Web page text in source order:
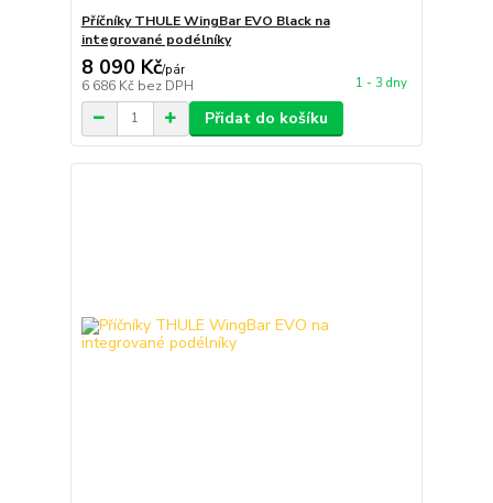
Příčníky THULE WingBar EVO Black na
integrované podélníky
8 090 Kč/pár
6 686 Kč bez DPH 1 - 3 dny
Přidat do košíku